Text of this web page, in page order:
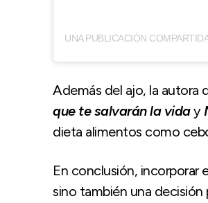
Además del ajo, la
que te salvarán la viday
dieta alimentos como
En conclusión, incorporar
sino también una decisión